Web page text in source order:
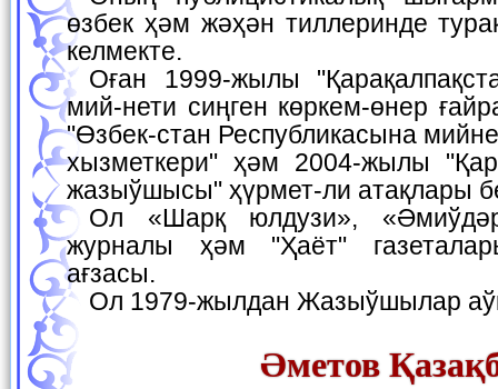
өзбек ҳәм жәҳән тиллеринде
келмекте.
Оған 1999-жылы "Қарақалпақстан Республикасына
мий-нети сиңген көркем-өнер
"Өзбек-стан Республикасына
хызметкери" ҳәм 2004-жылы
жазыўшысы" ҳүрмет-ли атақлары
Ол «Шарқ юлдузи», «Әмиўдәрья» ҳәм "Ёшлик"
журналы ҳәм "Ҳаёт"
ағзасы.
Ол 1979-жылдан Жазыўшылар
Әметов